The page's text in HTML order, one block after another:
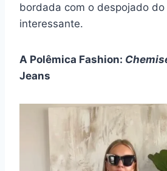
bordada com o despojado
interessante.
A Polêmica Fashion:
Jeans